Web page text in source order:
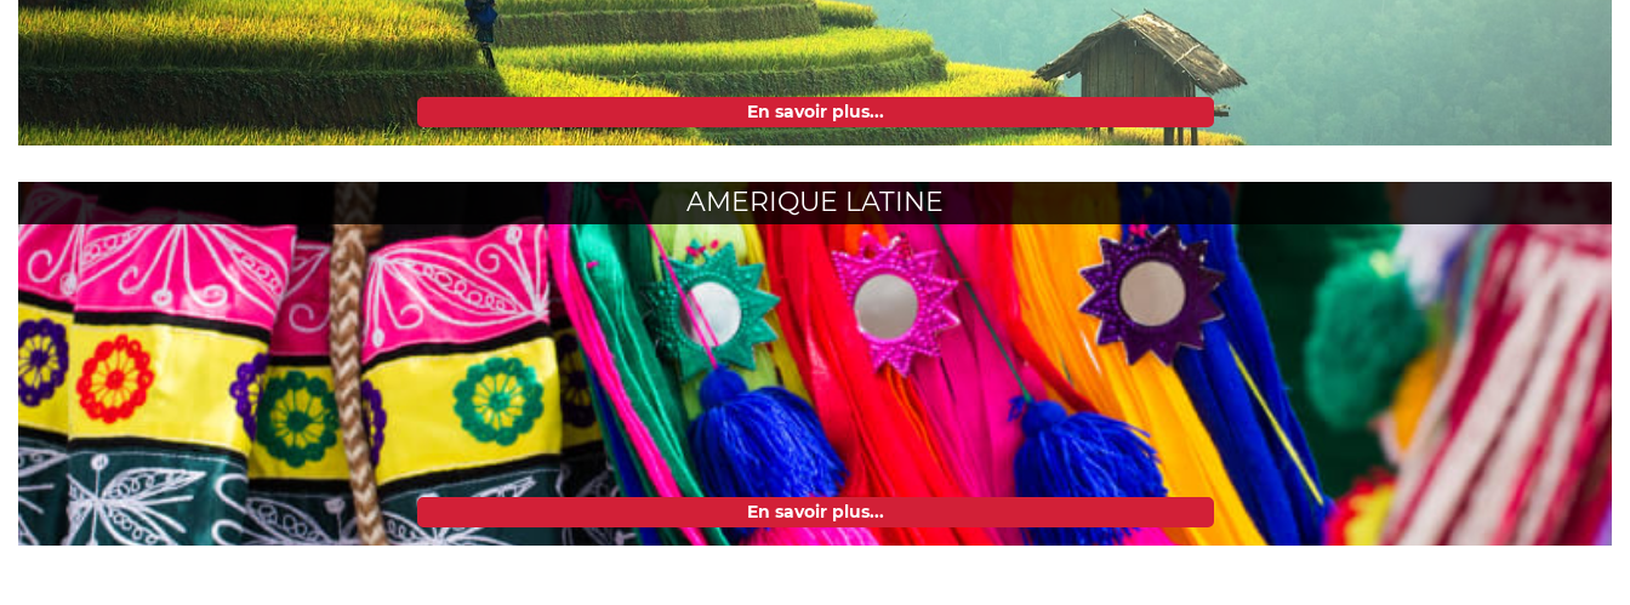
En savoir plus...
AMERIQUE LATINE
En savoir plus...